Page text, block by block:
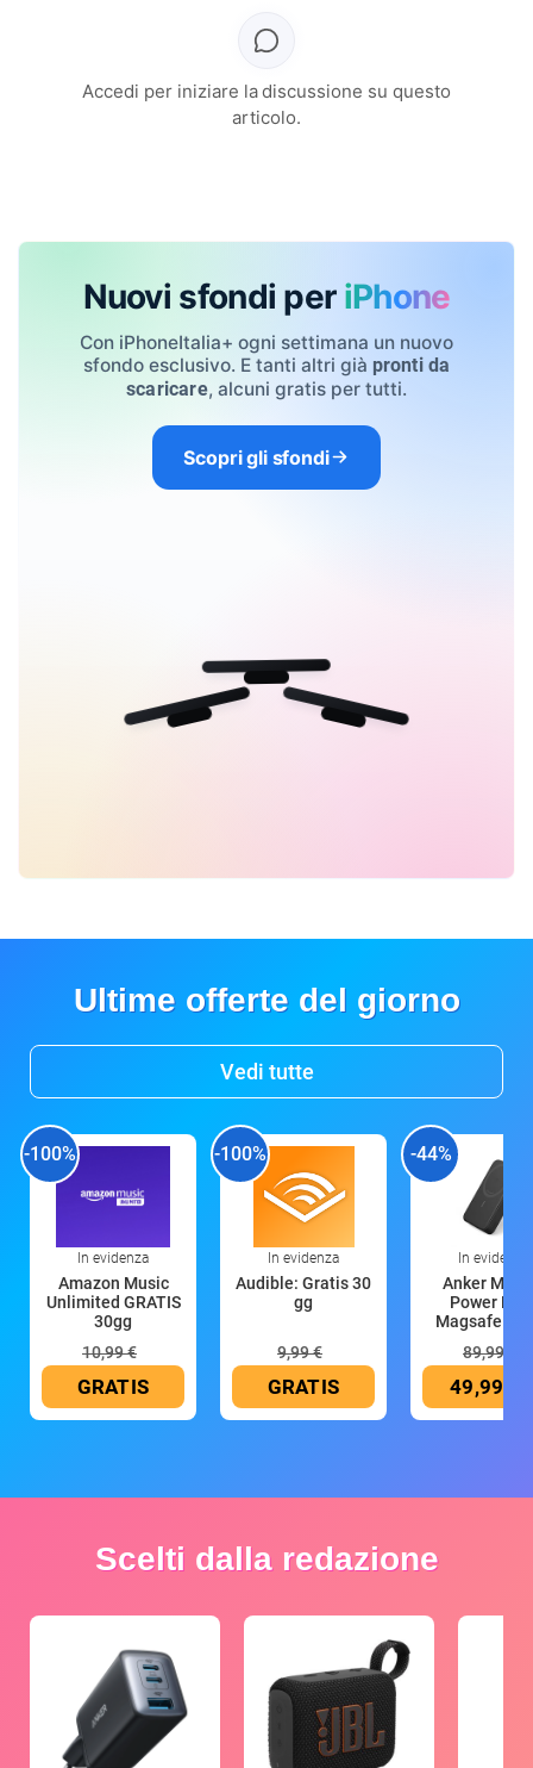
Accedi per iniziare la discussione su questo
articolo.
Nuovi sfondi per iPhone
Con iPhoneItalia+ ogni settimana un nuovo
sfondo esclusivo. E tanti altri già pronti da
scaricare, alcuni gratis per tutti.
Scopri gli sfondi
Ultime offerte del giorno
Vedi tutte
-100%
In evidenza
Amazon Music
Unlimited GRATIS
30gg
10,99 €
GRATIS
-100%
In evidenza
Audible: Gratis 30
gg
9,99 €
GRATIS
-44%
In evidenza
Anker
Power
Magsafe
89,99 €
49,99 €
Scelti dalla redazione